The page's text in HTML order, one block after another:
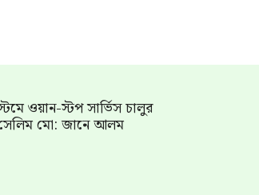
ওয়ান-স্টপ সার্ভিস চালুর
মো: জানে আলম